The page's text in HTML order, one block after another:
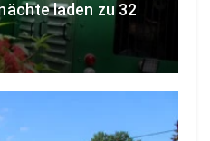
laden zu 32